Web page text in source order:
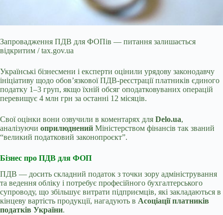
Запровадження ПДВ для ФОПів — питання залишається
відкритим / tax.gov.ua
Українські бізнесмени і експерти оцінили урядову законодавчу
ініціативу щодо обов’язкової ПДВ-реєстрації платників єдиного
податку 1–3 груп, якщо їхній обсяг оподатковуваних операцій
перевищує 4 млн грн за останні 12 місяців.
Свої оцінки вони озвучили в коментарях для Delo.ua,
аналізуючи оприлюднений Міністерством фінансів так званий
“великий податковий законопроєкт”.
Бізнес про ПДВ для ФОП
ПДВ — досить складний податок з точки зору адміністрування
та ведення обліку і потребує професійного бухгалтерського
супроводу, що збільшує витрати підприємців, які закладаються в
кінцеву вартість продукції, нагадують в Асоціації платників
податків України.